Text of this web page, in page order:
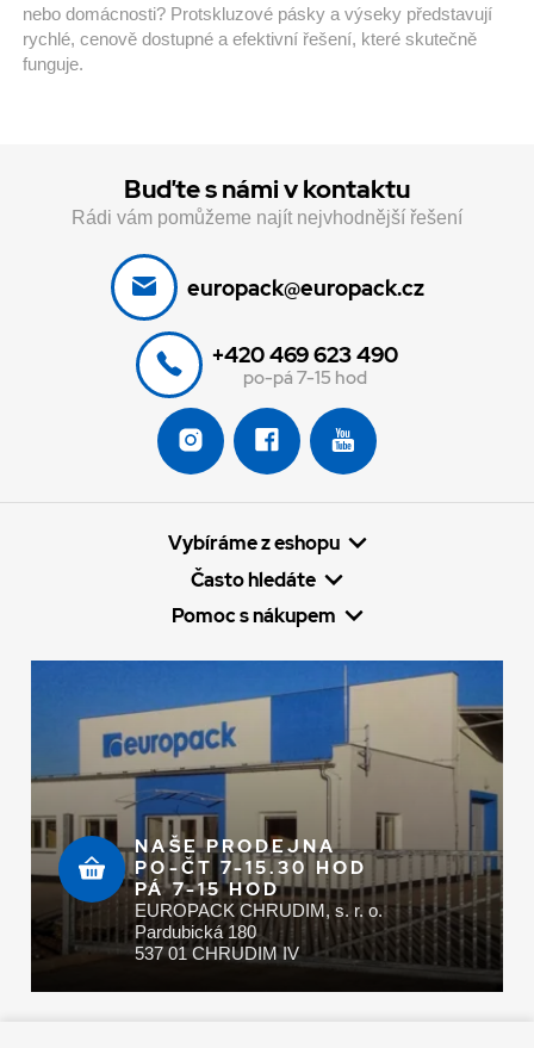
nebo domácnosti? Protskluzové pásky a výseky představují
rychlé, cenově dostupné a efektivní řešení, které skutečně
funguje.
Buďte s námi v kontaktu
Rádi vám pomůžeme najít nejvhodnější řešení
europack@europack.cz
+420 469 623 490
po-pá 7-15 hod
Vybíráme z eshopu
Často hledáte
Pomoc s nákupem
NAŠE PRODEJNA
PO-ČT 7-15.30 HOD
PÁ 7-15 HOD
EUROPACK CHRUDIM, s. r. o.
Pardubická 180
537 01 CHRUDIM IV